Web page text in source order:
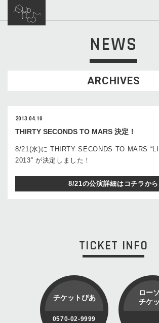
NEWS
ARCHIVES
2013.04.10
THIRTY SECONDS TO MARS 決定！
8/21(水)に THIRTY SECONDS TO MARS
2013” が決定しました！
8/21の公演詳細はコチラから
TICKET INFO
チケットぴあ
0570-02-9999
ロー
チケ